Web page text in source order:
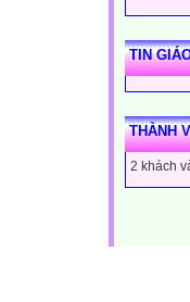
TIN
THÀNH
2 khách